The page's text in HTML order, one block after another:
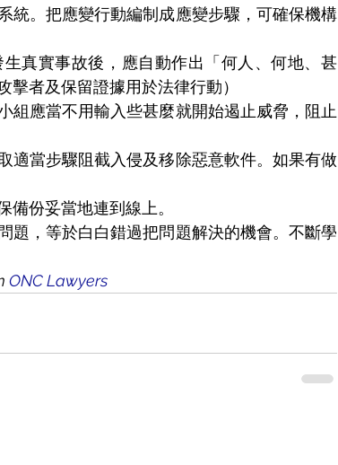
統。把應變行動編制成應變步驟，可確保機構
真實事故後，應自動作出「何人、何地、甚
者及保留證據用於法律行動）
組應當不用輸入些甚麼就開始遏止威脅，阻止
適當步驟阻截入侵及移除惡意軟件。如果有做
備份妥當地連到線上。
題，等於白白錯過把問題解決的機會。不斷學
ONC Lawyers